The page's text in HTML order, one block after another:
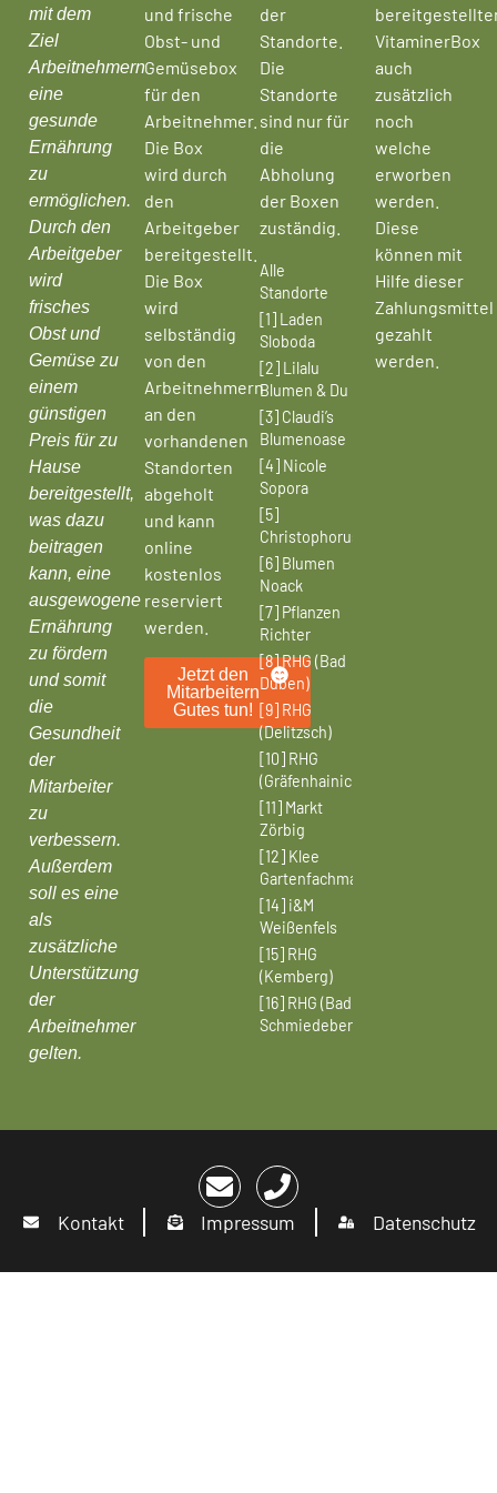
mit dem
Ziel
Arbeitnehmern
eine
gesunde
Ernährung
zu
ermöglichen.
Durch den
Arbeitgeber
wird
frisches
Obst und
Gemüse zu
einem
günstigen
Preis für zu
Hause
bereitgestellt,
was dazu
beitragen
kann, eine
ausgewogene
Ernährung
zu fördern
und somit
die
Gesundheit
der
Mitarbeiter
zu
verbessern.
Außerdem
soll es eine
als
zusätzliche
Unterstützung
der
Arbeitnehmer
gelten.
und frische
Obst- und
Gemüsebox
für den
Arbeitnehmer.
Die Box
wird durch
den
Arbeitgeber
bereitgestellt.
Die Box
wird
selbständig
von den
Arbeitnehmern
an den
vorhandenen
Standorten
abgeholt
und kann
online
kostenlos
reserviert
werden.
Jetzt den
Mitarbeitern
Gutes tun!
der
Standorte.
Die
Standorte
sind nur für
die
Abholung
der Boxen
zuständig.
Alle
Standorte
[1] Laden
Sloboda
[2] Lilalu
Blumen & Du
[3] Claudi’s
Blumenoase
[4] Nicole
Sopora
[5]
Christophorushaus
[6] Blumen
Noack
[7] Pflanzen
Richter
[8] RHG (Bad
Düben)
[9] RHG
(Delitzsch)
[10] RHG
(Gräfenhainichen)
[11] Markt
Zörbig
[12] Klee
Gartenfachmarkt
[14] i&M
Weißenfels
[15] RHG
(Kemberg)
[16] RHG (Bad
Schmiedeberg)
VitaminerBox
auch
zusätzlich
noch
welche
erworben
werden.
Diese
können mit
Hilfe dieser
Zahlungsmittel
gezahlt
werden.
Kontakt Impressum Datenschutz